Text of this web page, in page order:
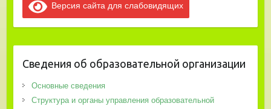
Версия сайта для слабовидящих
Сведения об образовательной организации
Основные сведения
Структура и органы управления образовательной